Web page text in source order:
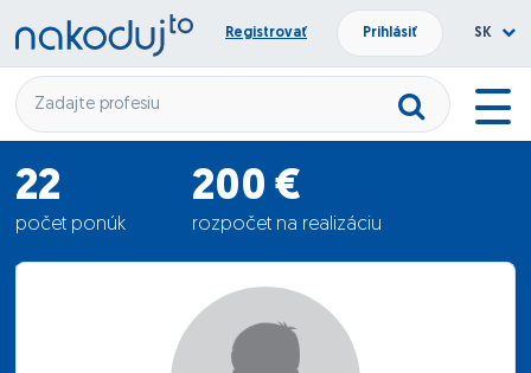
Registrovať Prihlásiť SK
22
počet ponúk
200 €
rozpočet na realizáciu
128.41 €